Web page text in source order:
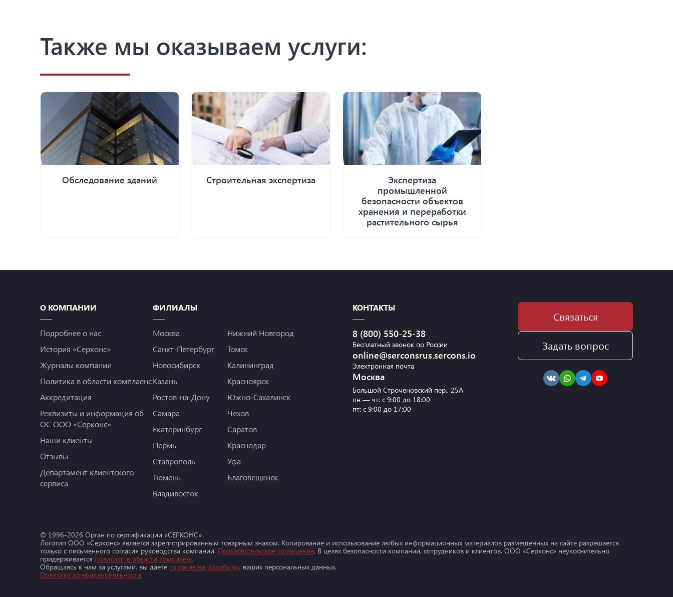
Также мы оказываем услуги:
Обследование зданий Строительная экспертиза
Экспертиза
промышленной
безопасности объектов
хранения и переработки
растительного сырья
О КОМПАНИИ
Подробнее о нас
История «Серконс»
Журналы компании
Политика в области комплаенс
Аккредитация
Реквизиты и информация об
ОС ООО «Серконс»
Наши клиенты
Отзывы
Департамент клиентского
сервиса
ФИЛИАЛЫ
Москва
Санкт-Петербург
Новосибирск
Казань
Ростов-на-Дону
Самара
Екатеринбург
Пермь
Ставрополь
Тюмень
Владивосток
Нижний Новгород
Томск
Калининград
Красноярск
Южно-Сахалинск
Чехов
Саратов
Краснодар
Уфа
Благовещенск
КОНТАКТЫ
8 (800) 550-25-38
Бесплатный звонок по России
online@serconsrus.sercons.io
Электронная почта
Москва
Большой Строченовский пер., 25А
пн — чт: с 9:00 до 18:00
пт: с 9:00 до 17:00
Связаться
Задать вопрос
© 1996-2026 Орган по сертификации «СЕРКОНС»
Логотип ООО «Серконс» является зарегистрированным товарным знаком. Копирование и использование любых информационных материалов размещенных на сайте разрешается
только с письменного согласия руководства компании. Пользовательское соглашение. В целях безопасности компании, сотрудников и клиентов, ООО «Серконс» неукоснительно
придерживается политики в области комплаенс.
Обращаясь к нам за услугами, вы даете согласие на обработку ваших персональных данных.
Политика конфиденциальности